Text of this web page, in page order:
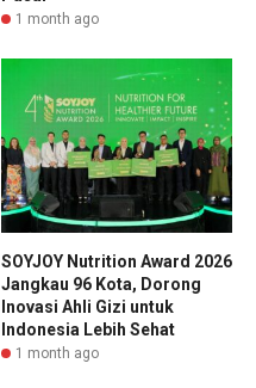
1 month ago
SOYJOY Nutrition Award 2026
Jangkau 96 Kota, Dorong
Inovasi Ahli Gizi untuk
Indonesia Lebih Sehat
1 month ago